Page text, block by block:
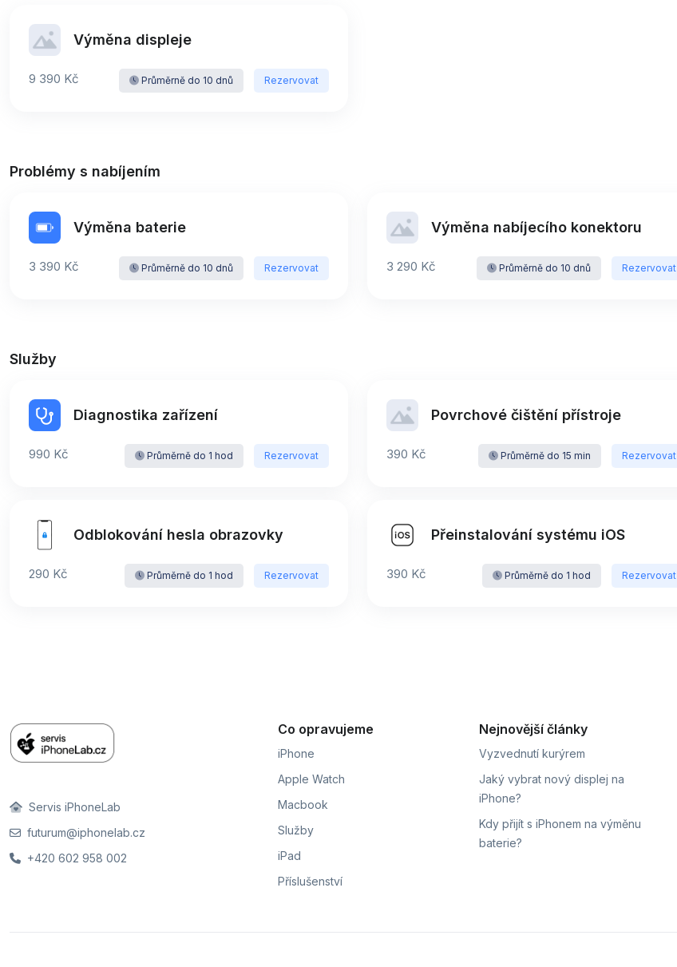
Výměna displeje
9 390 Kč Průměrně do 10 dnů Rezervovat
Problémy s nabíjením
Výměna baterie
3 390 Kč Průměrně do 10 dnů Rezervovat
Výměna nabíjecího konektoru
3 290 Kč Průměrně do 10 dnů Rezervovat
Služby
Diagnostika zařízení
990 Kč Průměrně do 1 hod Rezervovat
Povrchové čištění přístroje
390 Kč Průměrně do 15 min Rezervovat
Odblokování hesla obrazovky
290 Kč Průměrně do 1 hod Rezervovat
Přeinstalování systému iOS
390 Kč Průměrně do 1 hod Rezervovat
Servis iPhoneLab
futurum@iphonelab.cz
+420 602 958 002
Co opravujeme
iPhone
Apple Watch
Macbook
Služby
iPad
Příslušenství
Nejnovější články
Vyzvednutí kurýrem
Jaký vybrat nový displej na
iPhone?
Kdy přijít s iPhonem na výměnu
baterie?